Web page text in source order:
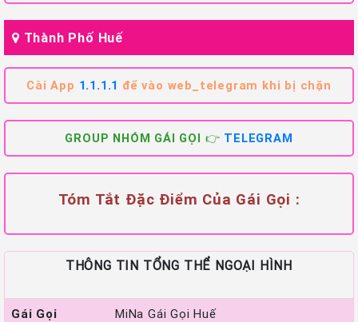
Thành Phố Huế
Cài App 1.1.1.1 để vào web_telegram khi bị chặn
GROUP NHÓM GÁI GỌI 👉 TELEGRAM
Tóm Tắt Đặc Điểm Của Gái Gọi :
THÔNG TIN TỔNG THỂ NGOẠI HÌNH
Gái Gọi
MiNa Gái Gọi Huế